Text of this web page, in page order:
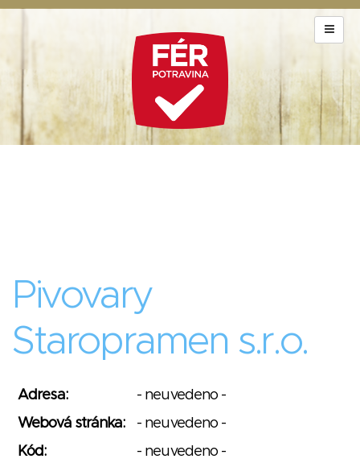
Pivovary
Staropramen s.r.o.
Adresa:
- neuvedeno -
Webová stránka:
- neuvedeno -
Kód:
- neuvedeno -